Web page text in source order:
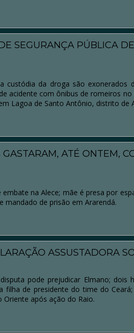
SEGURANÇA PÚBLICA
custódia da droga são exonerados
acidente com ônibus de romeiros
Lagoa de Santo Antônio, distrito de
ATÉ ONTEM,
na Alece; mãe é presa por
mandado de prisão em Ararendá.
ASSUSTADORA
pode prejudicar Elmano; dois
filha de presidente do time do
após ação do Raio.